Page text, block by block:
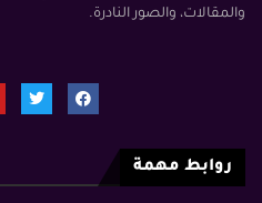
والمقالات، والصور النادرة.
روابط مهمة